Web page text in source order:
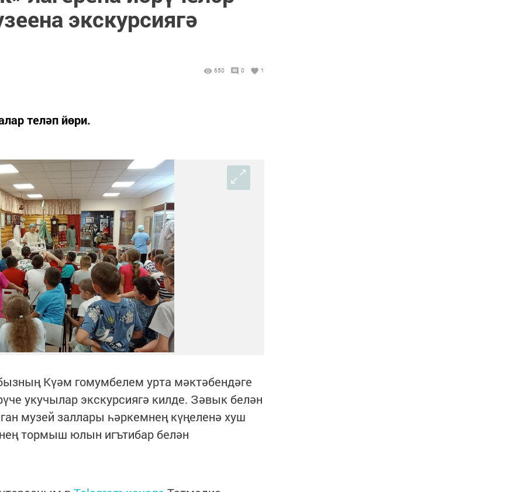
экскурсиягә
650 0 1
теләп йөри.
Күәм гомумбелем урта мәктәбендәге
укучылар экскурсиягә килде. Зәвык белән
музей заллары һәркемнең күңеленә хуш
тормыш юлын игътибар белән